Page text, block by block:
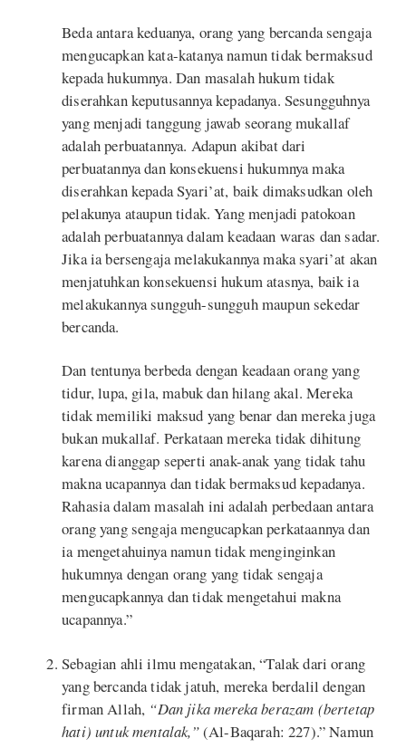
Beda antara keduanya, orang yang bercanda sengaja
mengucapkan kata-katanya namun tidak bermaksud
kepada hukumnya. Dan masalah hukum tidak
diserahkan keputusannya kepadanya. Sesungguhnya
yang menjadi tanggung jawab seorang mukallaf
adalah perbuatannya. Adapun akibat dari
perbuatannya dan konsekuensi hukumnya maka
diserahkan kepada Syari’at, baik dimaksudkan oleh
pelakunya ataupun tidak. Yang menjadi patokoan
adalah perbuatannya dalam keadaan waras dan sadar.
Jika ia bersengaja melakukannya maka syari’at akan
menjatuhkan konsekuensi hukum atasnya, baik ia
melakukannya sungguh-sungguh maupun sekedar
bercanda.
Dan tentunya berbeda dengan keadaan orang yang
tidur, lupa, gila, mabuk dan hilang akal. Mereka
tidak memiliki maksud yang benar dan mereka juga
bukan mukallaf. Perkataan mereka tidak dihitung
karena dianggap seperti anak-anak yang tidak tahu
makna ucapannya dan tidak bermaksud kepadanya.
Rahasia dalam masalah ini adalah perbedaan antara
orang yang sengaja mengucapkan perkataannya dan
ia mengetahuinya namun tidak menginginkan
hukumnya dengan orang yang tidak sengaja
mengucapkannya dan tidak mengetahui makna
ucapannya.”
Sebagian ahli ilmu mengatakan, “Talak dari orang
yang bercanda tidak jatuh, mereka berdalil dengan
firman Allah, “Dan jika mereka berazam (bertetap
hati) untuk mentalak,”(Al-Baqarah: 227).” Namun